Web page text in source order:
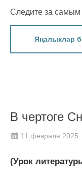
Следите за
Яңалыклар
В чертоге
11 февраля 2025
(Урок